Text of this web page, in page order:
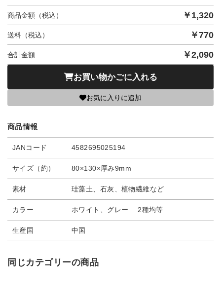
商品金額（税込） ￥ 1,320
送料（税込） ￥770
合計金額 ￥2,090
お買い物かごに入れる
お気に入りに追加
商品情報
JANコード 4582695025194
サイズ（約） 80×130×厚み9mm
素材 珪藻土、石灰、植物繊維など
カラー ホワイト、グレー 2種均等
生産国 中国
同じカテゴリーの商品